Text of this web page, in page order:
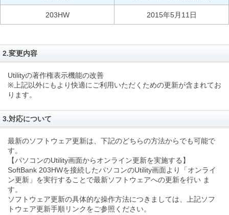
203HW 2015年5月11日
2.変更内容
Utilityの著作権表示機能の改善
※上記以外にもより快適にご利用いただくための更新が含まれてお
ります。
3.対応について
最新のソフトウェア更新は、下記のどちらの方法からでも可能で
す。
【パソコンのUtility画面からオンライン更新を実施する】
SoftBank 203HWを接続したパソコンのUtility画面より「オンライ
ン更新」を実行することで最新ソフトウェアへの更新を行い ま
す。
ソフトウェア更新の具体的な操作方法につきましては、上記ソフ
トウェア更新手順リンクをご参照ください。